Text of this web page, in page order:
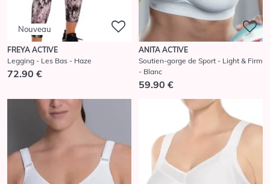
Nouveau
FREYA ACTIVE
Legging - Les Bas - Haze
72.90 €
ANITA ACTIVE
Soutien-gorge de Sport - Light & Firm
- Blanc
59.90 €